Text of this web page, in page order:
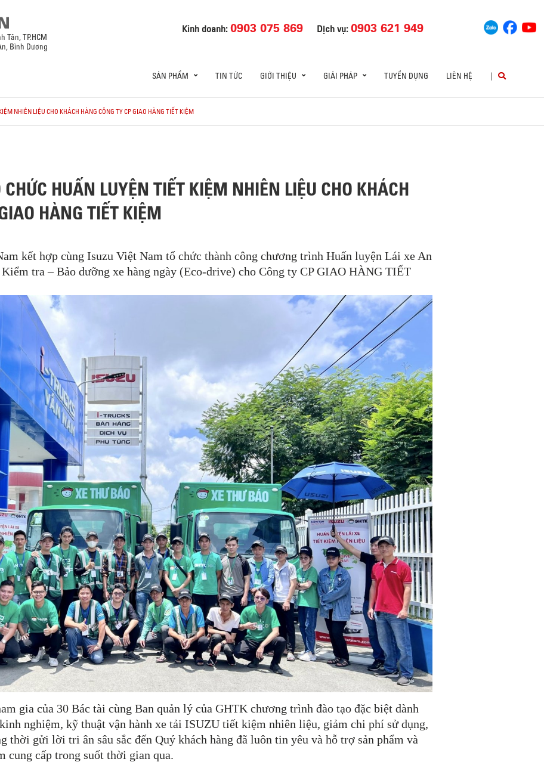
Kinh doanh:0903 075 869 Dịch vụ:0903 621 949
Tân, TP.HCM
Bình Dương
SẢN PHẨM TIN TỨC GIỚI THIỆU GIẢI PHÁP TUYỂN DỤNG LIÊN HỆ |
NHIÊN LIỆU CHO KHÁCH HÀNG CÔNG TY CP GIAO HÀNG TIẾT KIỆM
HUẤN LUYỆN TIẾT KIỆM NHIÊN LIỆU CHO KHÁCH
HÀNG TIẾT KIỆM
kết hợp cùng Isuzu Việt Nam tổ chức thành công chương trình Huấn luyện Lái xe An
tra – Bảo dưỡng xe hàng ngày (Eco-drive) cho Công ty CP GIAO HÀNG TIẾT
gia của 30 Bác tài cùng Ban quản lý của GHTK chương trình đào tạo đặc biệt dành
nghiệm, kỹ thuật vận hành xe tải ISUZU tiết kiệm nhiên liệu, giảm chi phí sử dụng,
thời gửi lời tri ân sâu sắc đến Quý khách hàng đã luôn tin yêu và hỗ trợ sản phẩm và
cung cấp trong suốt thời gian qua.